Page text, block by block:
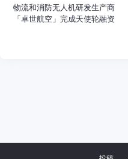
物流和消防无人机研发生产商
「卓世航空」完成天使轮融资